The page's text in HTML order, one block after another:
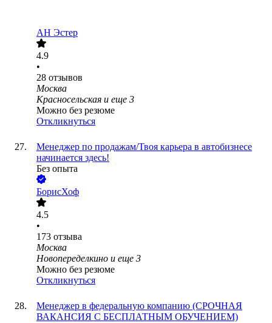
АН Эстер
4.9
•
28 отзывов
Москва
Красносельская и еще 3
Можно без резюме
Откликнуться
Менеджер по продажам/Твоя карьера в автобизнесе
начинается здесь!
Без опыта
БорисХоф
4.5
•
173 отзыва
Москва
Новопеределкино и еще 3
Можно без резюме
Откликнуться
Менеджер в федеральную компанию (СРОЧНАЯ
ВАКАНСИЯ С БЕСПЛАТНЫМ ОБУЧЕНИЕМ)